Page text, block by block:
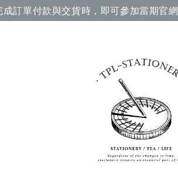
訂單付款與交貨時，即可參加當期官